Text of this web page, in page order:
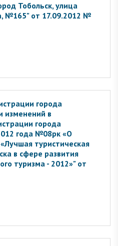
Тобольск, улица
№165" от 17.09.2012 №
города
изменений в
города
года №08рк «О
туристическая
в сфере развития
туризма - 2012»" от